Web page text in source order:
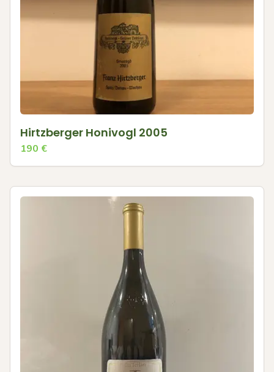
Hirtzberger Honivogl 2005
190 €